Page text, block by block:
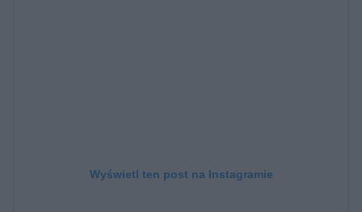
Wyświetl ten post na Instagramie